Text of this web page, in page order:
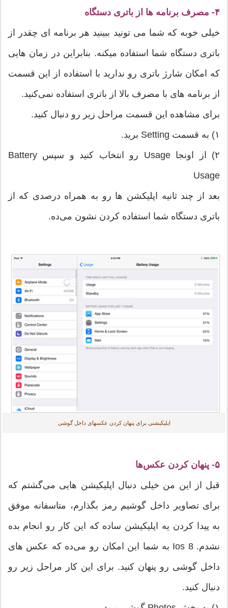
۴- مصرف برنامه ها از باتری دستگاه
خیلی خوبه که شما می تونید ببینید هر برنامه ای چقدر از
باتری دستگاه شما استفاده میکنه. بنابراین در زمان هایی
که امکان شارژ باتری رو ندارید با استفاده از این قسمت
از برنامه های با مصرف بالا از باتری استفاده نمی‌کنید.
برای مشاهده این قسمت مراحل زیر رو دنبال کنید.
۱) به قسمت Setting برید.
۲) از اونجا Usage رو انتخاب کنید و سپس Battery
Usage
بعد از چند ثانیه اپلیکشن ها رو به همراه درصدی که از
باتری دستگاه شما استفاده کردن نشون می‌ده.
اپلیکیشنی برای پنهان کردن عکسهای داخل گوشی
۵- پنهان کردن عکس‌ها
قبل از این من خیلی دنبال اپلیکیشن هایی می‌گشتم که
برای تصاویر داخل گوشیم رمز بگذارم، متاسفانه موفق
به پیدا کردن یه اپلیکیشن ساده که این کار رو انجام بده
نشدم. Ios 8 به شما این امکان رو می‌ده که عکس های
داخل گوشی رو پنهان کنید. برای این کار مراحل زیر رو
دنبال کنید.